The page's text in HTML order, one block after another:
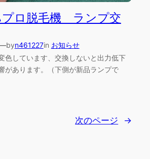
ロ脱毛機 ランプ交
byn461227in お知らせ
色しています、交換しないと出力低下
があります。（下側が新品ランプで
次のページ →